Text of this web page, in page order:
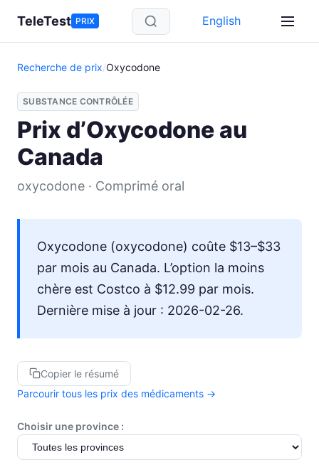
Aller au contenu principal
TeleTest PRIX English
Recherche de prix/Oxycodone
SUBSTANCE CONTRÔLÉE
Prix d’Oxycodone au
Canada
oxycodone · Comprimé oral
Oxycodone (oxycodone) coûte $13–$33
par mois au Canada. L’option la moins
chère est Costco à $12.99 par mois.
Dernière mise à jour : 2026-02-26.
Copier le résumé
Parcourir tous les prix des médicaments →
Choisir une province :